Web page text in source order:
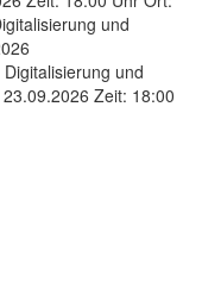
und
und
Zeit: 18:00